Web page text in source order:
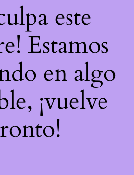
este
Estamos
en algo
¡vuelve